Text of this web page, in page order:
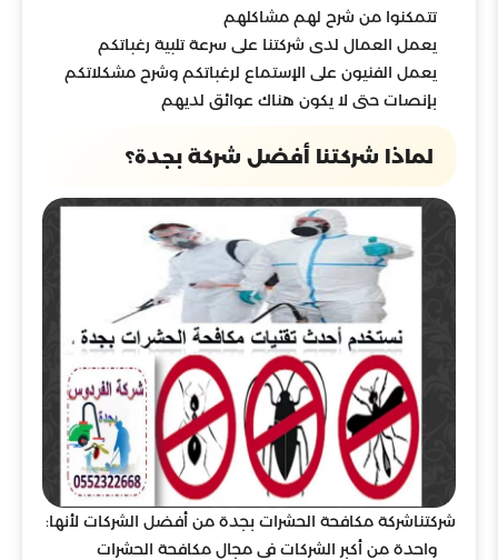
تتمكنوا من شرح لهم مشاكلهم
يعمل العمال لدى شركتنا على سرعة تلبية رغباتكم
يعمل الفنيون على الإستماع لرغباتكم وشرح مشكلاتكم
بإنصات حتى لا يكون هناك عوائق لديهم
لماذا شركتنا أفضل شركة بجدة؟
شركتناشركة مكافحة الحشرات بجدة من أفضل الشركات لأنها:
واحدة من أكبر الشركات في مجال مكافحة الحشرات